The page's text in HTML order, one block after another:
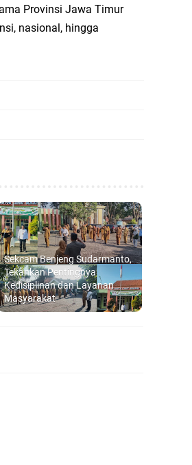
Qurban dari Keluarga Besar dr. Titin Ekowati RS
Provinsi Jawa Timur
nasional, hingga
Sekcam Benjeng Sudarmanto,
Tekankan Pentingnya
Kedisiplinan dan Layanan
Masyarakat